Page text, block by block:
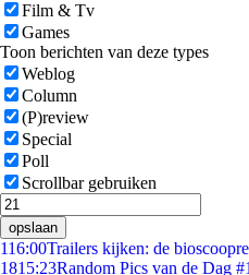
Film & Tv
Games
Toon berichten van deze types
Weblog
Column
(P)review
Special
Poll
Scrollbar gebruiken
opslaan
116:00Trailers kijken: de
1815:23Random Pics van de Dag